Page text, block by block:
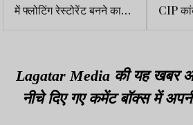
में फ्लोटिंग रेस्टोरेंट बनने का
रास्ता साफ, हाई कोर्ट से टेंडर
CIP
की 7
Lagatar Media की यह खबर
नीचे दिए गए कमेंट बॉक्स में